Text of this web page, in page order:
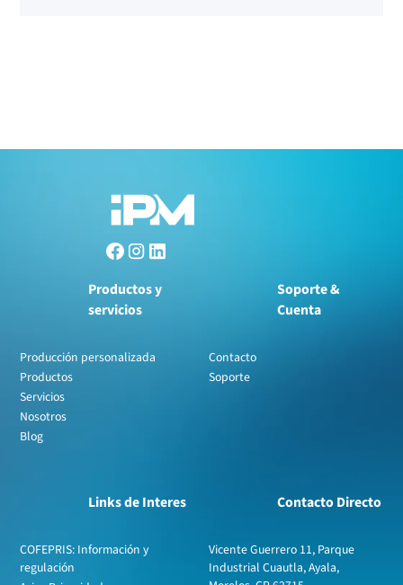
Productos y
servicios
Producción personalizada
Productos
Servicios
Nosotros
Blog
Soporte &
Cuenta
Contacto
Soporte
Links de Interes
COFEPRIS: Información y
regulación
Contacto Directo
Vicente Guerrero 11, Parque
Industrial Cuautla, Ayala,